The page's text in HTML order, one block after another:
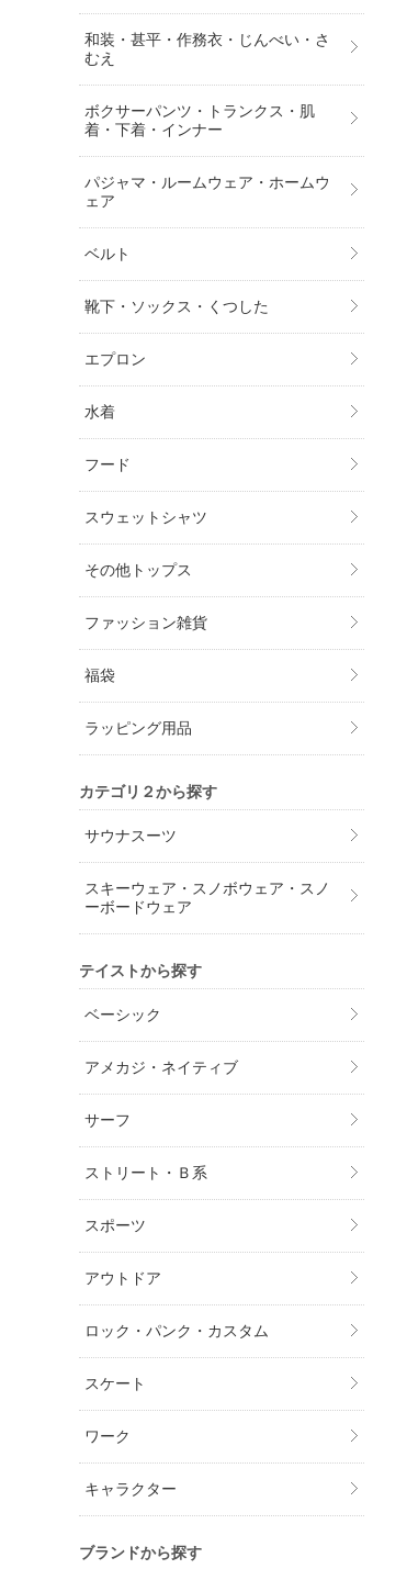
和装・甚平・作務衣・じんべい・さ
むえ
ボクサーパンツ・トランクス・肌
着・下着・インナー
パジャマ・ルームウェア・ホームウ
ェア
ベルト
靴下・ソックス・くつした
エプロン
水着
フード
スウェットシャツ
その他トップス
ファッション雑貨
福袋
ラッピング用品
カテゴリ２から探す
サウナスーツ
スキーウェア・スノボウェア・スノ
ーボードウェア
テイストから探す
ベーシック
アメカジ・ネイティブ
サーフ
ストリート・Ｂ系
スポーツ
アウトドア
ロック・パンク・カスタム
スケート
ワーク
キャラクター
ブランドから探す